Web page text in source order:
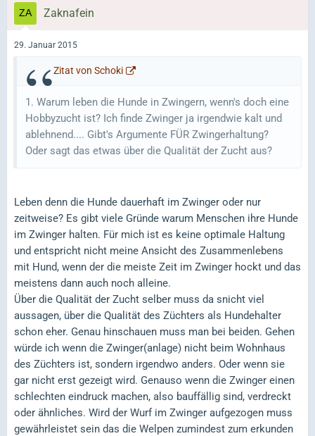
Zaknafein
29. Januar 2015
Zitat von Schoki
1. Warum leben die Hunde in Zwingern, wenn's doch eine
Hobbyzucht ist? Ich finde Zwinger ja irgendwie kalt und
ablehnend.... Gibt's Argumente FÜR Zwingerhaltung?
Oder sagt das etwas über die Qualität der Zucht aus?
Leben denn die Hunde dauerhaft im Zwinger oder nur
zeitweise? Es gibt viele Gründe warum Menschen ihre Hunde
im Zwinger halten. Für mich ist es keine optimale Haltung
und entspricht nicht meine Ansicht des Zusammenlebens
mit Hund, wenn der die meiste Zeit im Zwinger hockt und das
meistens dann auch noch alleine.
Über die Qualität der Zucht selber muss da snicht viel
aussagen, über die Qualität des Züchters als Hundehalter
schon eher. Genau hinschauen muss man bei beiden. Gehen
würde ich wenn die Zwinger(anlage) nicht beim Wohnhaus
des Züchters ist, sondern irgendwo anders. Oder wenn sie
gar nicht erst gezeigt wird. Genauso wenn die Zwinger einen
schlechten eindruck machen, also bauffällig sind, verdreckt
oder ähnliches. Wird der Wurf im Zwinger aufgezogen muss
gewährleistet sein das die Welpen zumindest zum erkunden